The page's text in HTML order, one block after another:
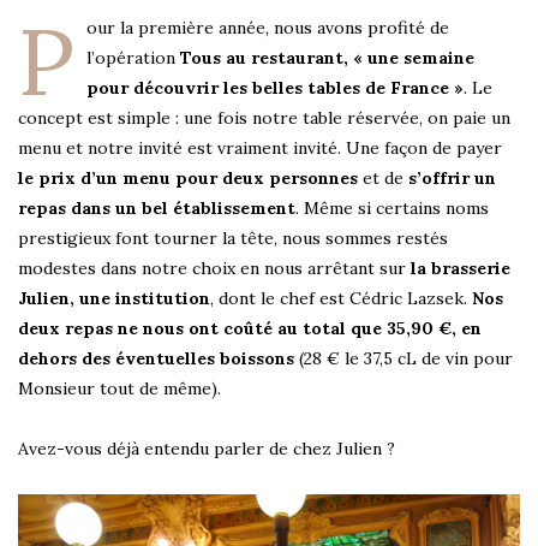
P
our la première année, nous avons profité de
l’opération Tous au restaurant, « une semaine
pour découvrir les belles tables de France ». Le
concept est simple : une fois notre table réservée, on paie un
menu et notre invité est vraiment invité. Une façon de payer
le prix d’un menu pour deux personnes et de s’offrir un
repas dans un bel établissement. Même si certains noms
prestigieux font tourner la tête, nous sommes restés
modestes dans notre choix en nous arrêtant sur la brasserie
Julien, une institution, dont le chef est Cédric Lazsek. Nos
deux repas ne nous ont coûté au total que 35,90 €, en
dehors des éventuelles boissons (28 € le 37,5 cL de vin pour
Monsieur tout de même).
Avez-vous déjà entendu parler de chez Julien ?